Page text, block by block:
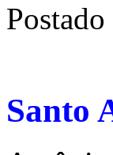
Postado
Santo